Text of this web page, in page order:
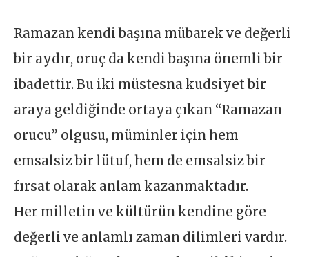
Ramazan kendi başına mübarek ve değerli
bir aydır, oruç da kendi başına önemli bir
ibadettir. Bu iki müstesna kudsiyet bir
araya geldiğinde ortaya çıkan “Ramazan
orucu” olgusu, müminler için hem
emsalsiz bir lütuf, hem de emsalsiz bir
fırsat olarak anlam kazanmaktadır.
Her milletin ve kültürün kendine göre
değerli ve anlamlı zaman dilimleri vardır.